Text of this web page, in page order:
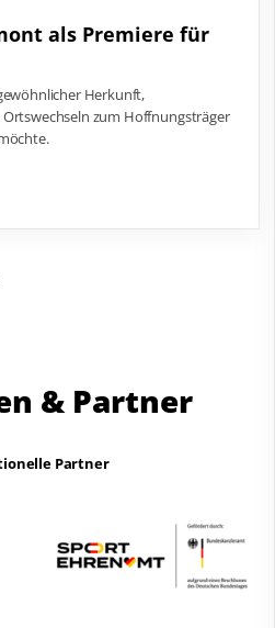
als Premiere für
Herkunft,
zum Hoffnungsträger
& Partner
Partner